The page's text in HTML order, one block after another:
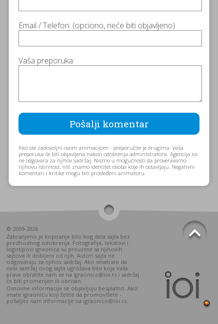
Email / Telefon: (opciono, neće biti objavljeno)
Vaša preporuka:
Ako ste zadovoljni ovom animacijom - preporučite je drugima. Vaša
preporuka će biti objavljena nakon odobrenja administratora. Agencija ioi.
ne odgovara za njihov sadržaj. Nismo u mogućnosti da proveravamo
njihovu istinitost, niti znamo identitet osoba koje ih ostavljaju. Negativni
komentari i kritike mogu biti prosleđeni animatoru.
© 2009-2026
Zabranjeno je kopiranje bilo kog dela sajta bez
predhodnog odobrenja. Fotografije, tekstovi i
logotipovi igraonica su preuzete sa njihovih
sajtova ili dobijeni od njih. Autori sajta ne
odgovaraju za njihov sadržaj. Ako smatrate da
neki sadržaj ovog sajta ugrožava bilo koja Vaša
prava obratite nam se na igraonice@ioi.rs i sadržaj
će biti promenjen ili obrisan.
Osnovne informacije se objavljuju besplatno. Ako
imate igraonicu koji želite da promovišete -
pošaljite nam informacije na igraonice@ioi.rs.